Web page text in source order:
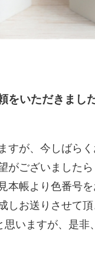
をいただきました
すが、今しばらく
がございましたら
本帳より色番号を
しお送りさせて頂
いますが、是非